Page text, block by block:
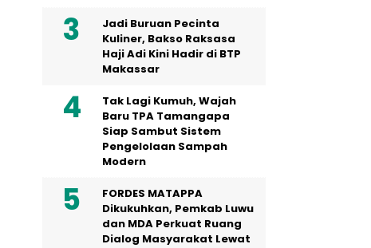
Jadi Buruan Pecinta
Kuliner, Bakso Raksasa
Haji Adi Kini Hadir di BTP
Makassar
Tak Lagi Kumuh, Wajah
Baru TPA Tamangapa
Siap Sambut Sistem
Pengelolaan Sampah
Modern
FORDES MATAPPA
Dikukuhkan, Pemkab Luwu
dan MDA Perkuat Ruang
Dialog Masyarakat Lewat